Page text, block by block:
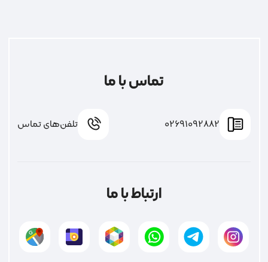
تماس با ما
02691092882 تلفن‌های تماس
ارتباط با ما